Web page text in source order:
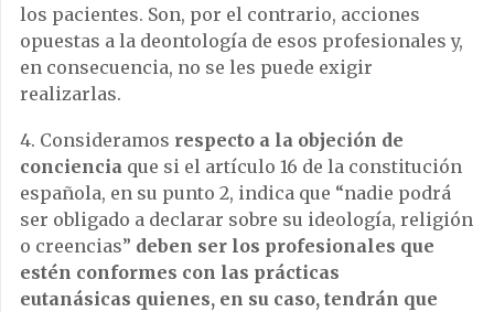
los pacientes. Son, por el contrario, acciones
opuestas a la deontología de esos profesionales y,
en consecuencia, no se les puede exigir
realizarlas.
4. Consideramos respecto a la objeción de
conciencia que si el artículo 16 de la constitución
española, en su punto 2, indica que “nadie podrá
ser obligado a declarar sobre su ideología, religión
o creencias” deben ser los profesionales que
estén conformes con las prácticas
eutanásicas quienes, en su caso, tendrán que